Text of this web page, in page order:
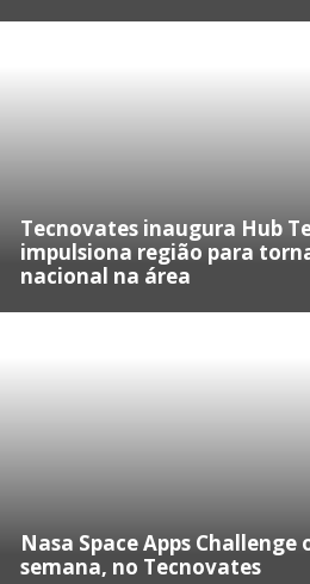
Tecnovates inaugura Hub
impulsiona região para
nacional na área
Nasa Space Apps
semana, no Tecnovates